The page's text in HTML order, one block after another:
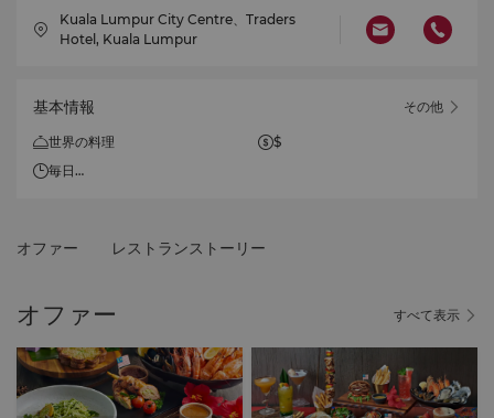
Kuala Lumpur City Centre、Traders
Hotel, Kuala Lumpur
基本情報 その他
世界の料理
$
毎日
オファー レストランストーリー
オファー すべて表示